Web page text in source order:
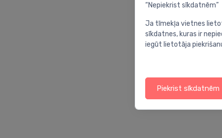
“Nepiekrist sīkdatnēm”
Ja tīmekļa vietnes
sīkdatnes, kuras ir
iegūt lietotāja
Piekrist sīkdatnēm